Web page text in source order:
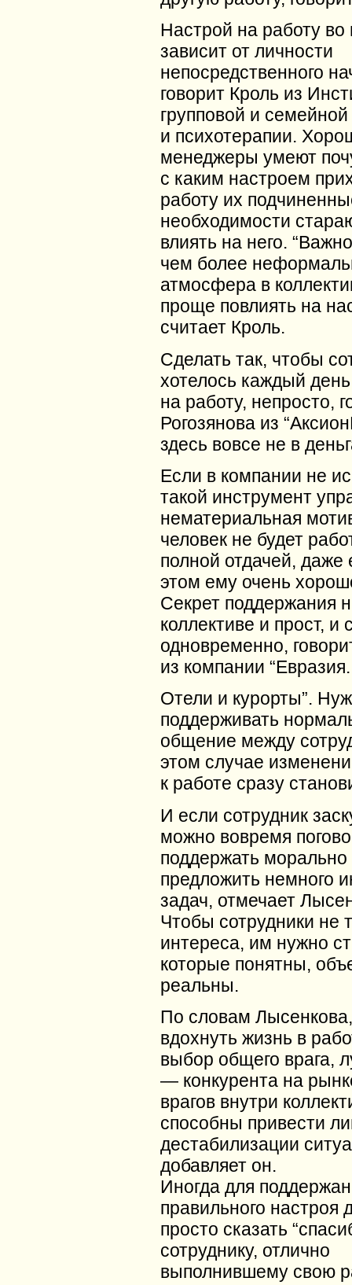
Настрой на работу во
зависит от личности
непосредственного
говорит Кроль из
групповой и семейной
и психотерапии.
менеджеры умеют
с каким настроем
работу их
необходимости
влиять на него.
чем более
атмосфера в
проще повлиять на
считает Кроль.
Сделать так, чтобы
хотелось каждый
на работу, непросто,
Рогозянова из
здесь вовсе не в
Если в компании не
такой инструмент
нематериальная
человек не будет
полной отдачей, даже
этом ему очень
Секрет поддержания
коллективе и прост, и
одновременно,
из компании “Евразия.
Отели и курорты”.
поддерживать
общение между
этом случае
к работе сразу
И если сотрудник
можно вовремя
поддержать морально
предложить немного
задач, отмечает
Чтобы сотрудники не
интереса, им нужно
которые понятны,
реальны.
По словам
вдохнуть жизнь в
выбор общего врага,
— конкурента на
врагов внутри
способны привести
дестабилизации
добавляет он.
Иногда для
правильного настроя
просто сказать
сотруднику, отлично
выполнившему свою